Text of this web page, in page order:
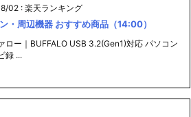
02 : 楽天ランキング
・周辺機器 おすすめ商品（14:00）
ロー｜BUFFALO USB 3.2(Gen1)対応 パソコン
録 ...